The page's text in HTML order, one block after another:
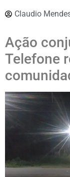
Claudio
Ação
Telefone